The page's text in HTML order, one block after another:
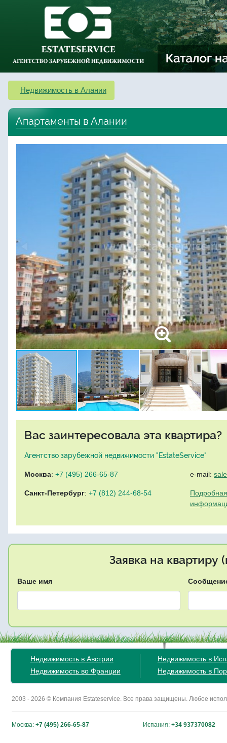
Недвижимость в Алании
Апартаменты в Алании
Вас заинтересовала эта квартира?
Агентство зарубежной недвижимости "EstateService"
Москва: +7 (495) 266-65-87
Санкт-Петербург: +7 (812) 244-68-54
e-mail:
Заявка на квартиру
Ваше имя
Недвижимость в Австрии
Недвижимость во Франции
Недвижимость в
Недвижимость в
2003 - 2026 © Компания Estateservice. Все права защищены. Любое
Москва: +7 (495) 266-65-87 Испания: +34 937370082